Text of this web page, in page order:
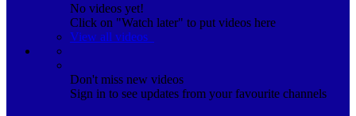
No videos yet!
Click on "Watch later" to put videos here
View all videos
Don't miss new videos
Sign in to see updates from your favourite channels